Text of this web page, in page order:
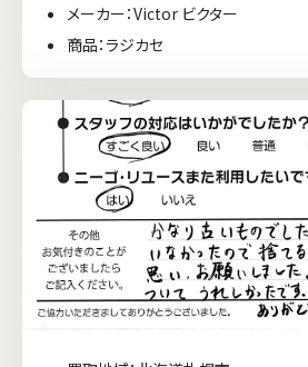
メーカー：Victor ビクター
商品：ラジカセ